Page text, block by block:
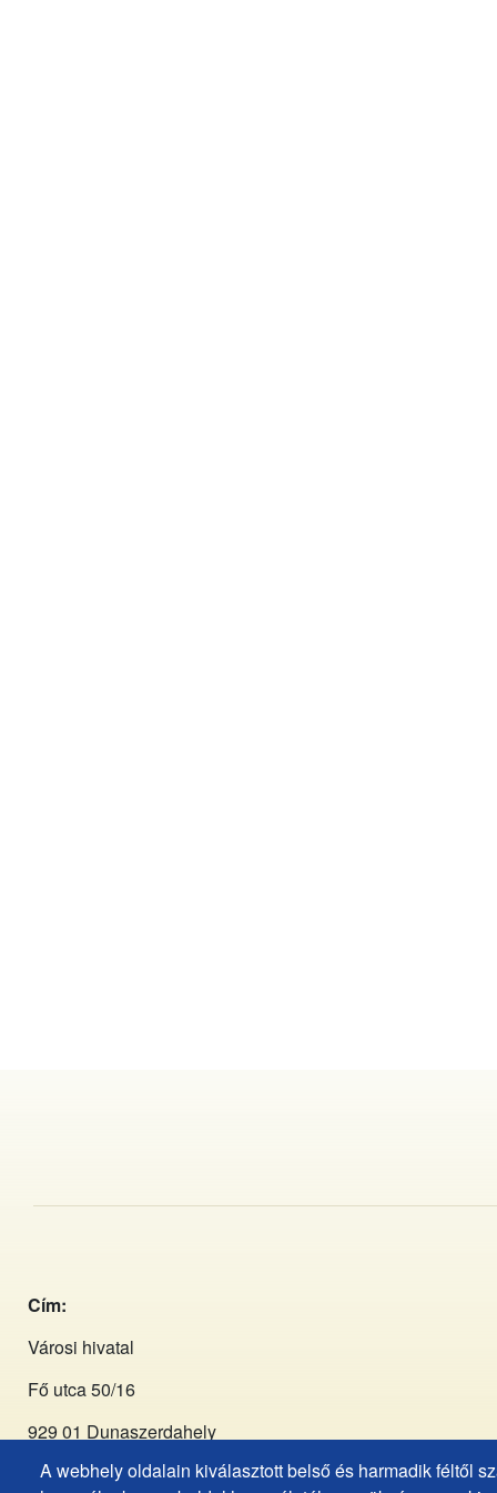
A webhely oldalain kiválasztott belső és harmadik féltől
Cím:
Városi hivatal
Fő utca 50/16
929 01 Dunaszerdahely